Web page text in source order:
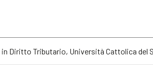
Diritto Tributario, Università Cattolica del